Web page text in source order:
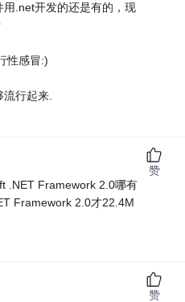
.net开发的还是有的，现
性感冒:)
流行起来.
.NET Framework 2.0哪有
Framework 2.0才22.4M
赞
赞